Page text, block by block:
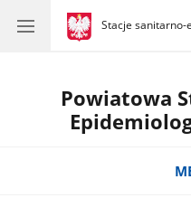
gov.pl
Stacje sanitarno-
gov.pl
Stacje
Powiatowa